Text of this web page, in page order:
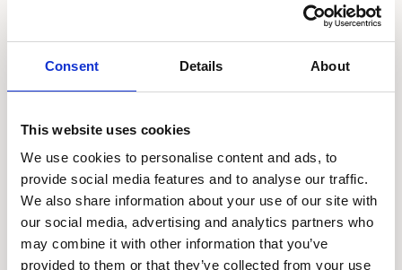
Consent Details About
This website uses cookies
We use cookies to personalise content and ads, to
provide social media features and to analyse our traffic.
We also share information about your use of our site with
our social media, advertising and analytics partners who
may combine it with other information that you’ve
provided to them or that they’ve collected from your use